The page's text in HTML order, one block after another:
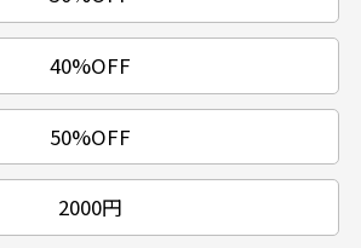
40%OFF
50%OFF
2000円